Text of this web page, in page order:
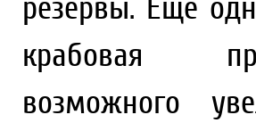
резервы. Еще
крабовая
возможного